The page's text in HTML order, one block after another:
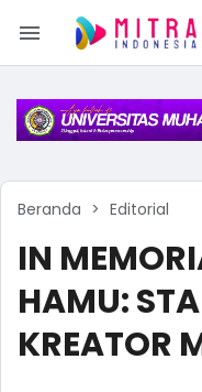
Beranda Editorial
IN
HAMU:
KREATOR